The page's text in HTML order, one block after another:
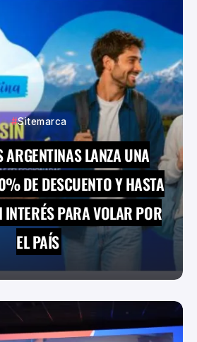
Sitemarca
ARGENTINAS LANZA UNA
DE DESCUENTO Y HASTA
PARA VOLAR POR
EL PAÍS